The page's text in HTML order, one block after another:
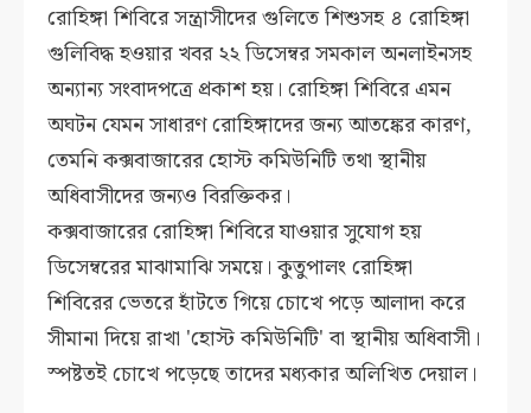
রোহিঙ্গা শিবিরে সন্ত্রাসীদের গুলিতে শিশুসহ ৪ রোহিঙ্গা
গুলিবিদ্ধ হওয়ার খবর ২২ ডিসেম্বর সমকাল অনলাইনসহ
অন্যান্য সংবাদপত্রে প্রকাশ হয়। রোহিঙ্গা শিবিরে এমন
অঘটন যেমন সাধারণ রোহিঙ্গাদের জন্য আতঙ্কের কারণ,
তেমনি কক্সবাজারের হোস্ট কমিউনিটি তথা স্থানীয়
অধিবাসীদের জন্যও বিরক্তিকর।
কক্সবাজারের রোহিঙ্গা শিবিরে যাওয়ার সুযোগ হয়
ডিসেম্বরের মাঝামাঝি সময়ে। কুতুপালং রোহিঙ্গা
শিবিরের ভেতরে হাঁটতে গিয়ে চোখে পড়ে আলাদা করে
সীমানা দিয়ে রাখা 'হোস্ট কমিউনিটি' বা স্থানীয় অধিবাসী।
স্পষ্টতই চোখে পড়েছে তাদের মধ্যকার অলিখিত দেয়াল।